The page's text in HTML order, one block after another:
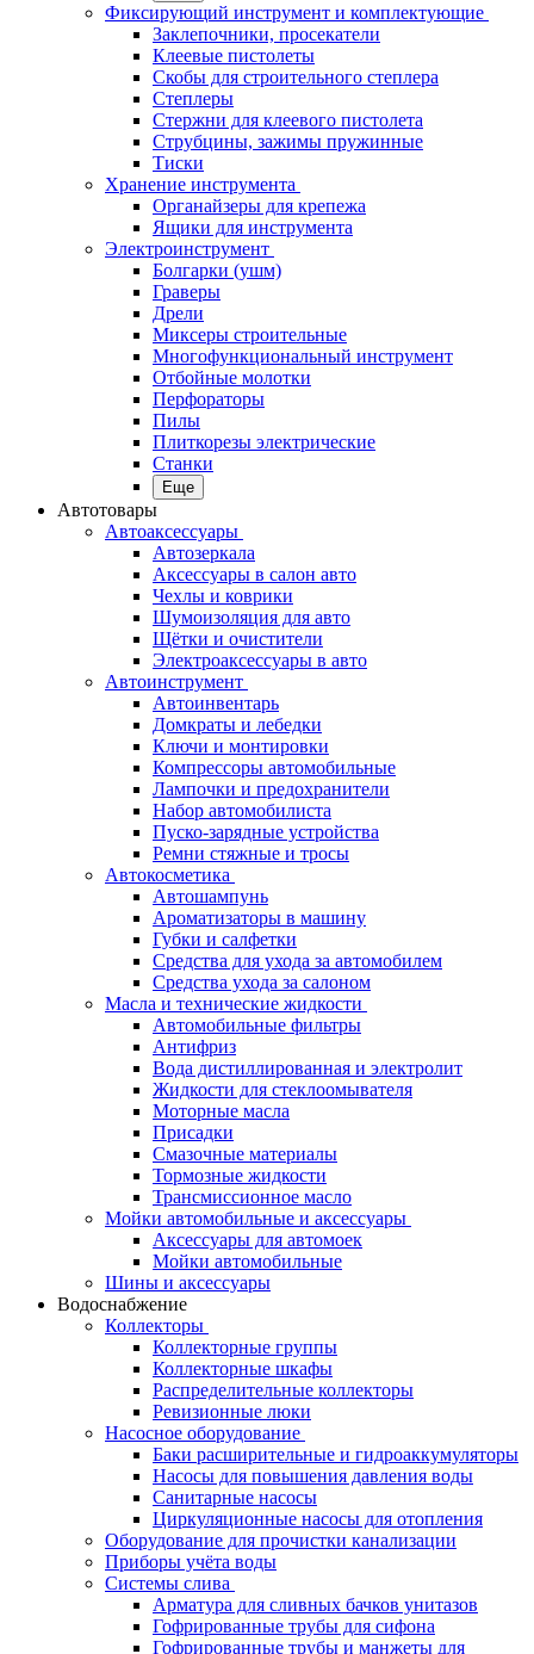
Фиксирующий инструмент и комплектующие
Заклепочники, просекатели
Клеевые пистолеты
Скобы для строительного степлера
Степлеры
Стержни для клеевого пистолета
Струбцины, зажимы пружинные
Тиски
Хранение инструмента
Органайзеры для крепежа
Ящики для инструмента
Электроинструмент
Болгарки (ушм)
Граверы
Дрели
Миксеры строительные
Многофункциональный инструмент
Отбойные молотки
Перфораторы
Пилы
Плиткорезы электрические
Станки
Еще
Автотовары
Автоаксессуары
Автозеркала
Аксессуары в салон авто
Чехлы и коврики
Шумоизоляция для авто
Щётки и очистители
Электроаксессуары в авто
Автоинструмент
Автоинвентарь
Домкраты и лебедки
Ключи и монтировки
Компрессоры автомобильные
Лампочки и предохранители
Набор автомобилиста
Пуско-зарядные устройства
Ремни стяжные и тросы
Автокосметика
Автошампунь
Ароматизаторы в машину
Губки и салфетки
Средства для ухода за автомобилем
Средства ухода за салоном
Масла и технические жидкости
Автомобильные фильтры
Антифриз
Вода дистиллированная и электролит
Жидкости для стеклоомывателя
Моторные масла
Присадки
Смазочные материалы
Тормозные жидкости
Трансмиссионное масло
Мойки автомобильные и аксессуары
Аксессуары для автомоек
Мойки автомобильные
Шины и аксессуары
Водоснабжение
Коллекторы
Коллекторные группы
Коллекторные шкафы
Распределительные коллекторы
Ревизионные люки
Насосное оборудование
Баки расширительные и гидроаккумуляторы
Насосы для повышения давления воды
Санитарные насосы
Циркуляционные насосы для отопления
Оборудование для прочистки канализации
Приборы учёта воды
Системы слива
Арматура для сливных бачков унитазов
Гофрированные трубы для сифона
Гофрированные трубы и манжеты для